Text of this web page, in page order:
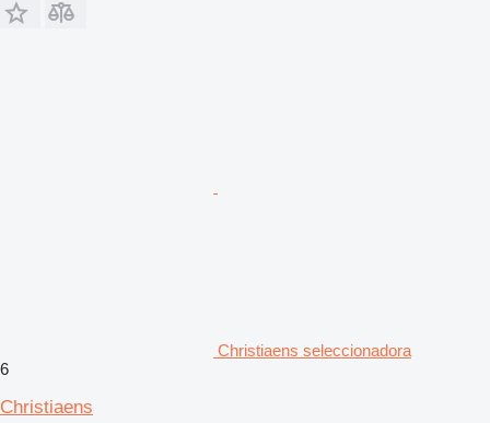
Christiaens seleccionadora
6
Christiaens